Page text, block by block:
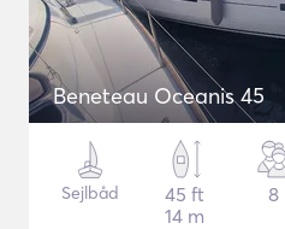
Beneteau Oceanis 45
Sejlbåd
45 ft
14 m
8